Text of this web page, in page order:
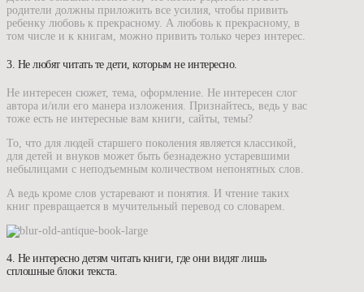
родители должны приложить все усилия, чтобы привить
ребенку любовь к прекрасному. А любовь к прекрасному, в
том числе и к книгам, можно привить только через интерес.
3. Не любят читать те дети, которым не интересно.
Не интересен сюжет, тема, оформление. Не интересен слог
автора и/или его манера изложения. Признайтесь, ведь у вас
тоже есть не интересные вам книги, сайты, темы?
То, что для людей старшего поколения является классикой,
для детей и внуков может быть безнадежно устаревшими
небылицами с неподъемным количеством непонятных слов.
А ведь кроме слов устаревают и понятия. И чтение таких
книг превращается в мучительный перевод со словарем.
4. Не интересно детям читать книги, где они видят лишь
сплошные блоки текста.